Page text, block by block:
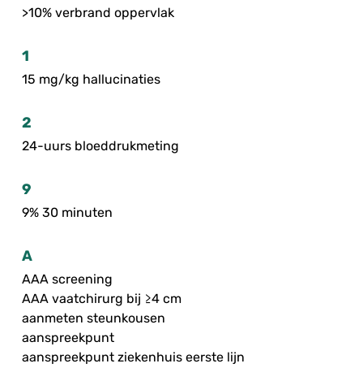
>10% verbrand oppervlak
1
15 mg/kg hallucinaties
2
24-uurs bloeddrukmeting
9
9% 30 minuten
A
AAA screening
AAA vaatchirurg bij ≥4 cm
aanmeten steunkousen
aanspreekpunt
aanspreekpunt ziekenhuis eerste lijn